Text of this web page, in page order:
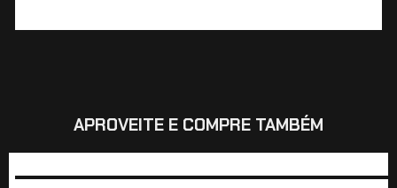
APROVEITE E COMPRE TAMBÉM